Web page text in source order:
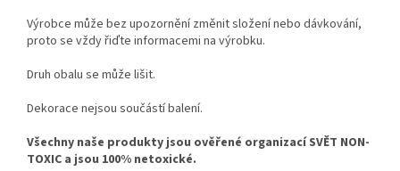
Výrobce může bez upozornění změnit složení nebo dávkování,
proto se vždy řiďte informacemi na výrobku.
Druh obalu se může lišit.
Dekorace nejsou součástí balení.
Všechny naše produkty jsou ověřené organizací SVĚT NON-
TOXIC a jsou 100% netoxické.